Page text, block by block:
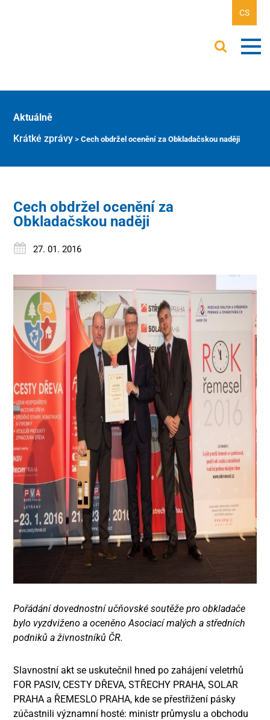
CS
Aktuálně
Krátké zprávy >Cech obdržel ocenění za Obkladačskou naději
Cech obdržel ocenění za
Obkladačskou naději
27. 01. 2016
Pořádání dovednostní učňovské soutěže pro obkladače
bylo vyzdviženo a oceněno Asociací malých a středních
podniků a živnostníků ČR.
Slavnostní akt se uskutečnil hned po zahájení veletrhů
FOR PASIV, CESTY DŘEVA, STŘECHY PRAHA, SOLAR
PRAHA a ŘEMESLO PRAHA, kde se přestřižení pásky
zúčastnili významní hosté: ministr průmyslu a obchodu